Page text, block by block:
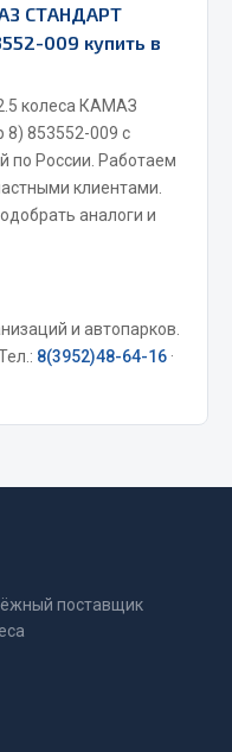
СТАНДАРТ
009 купить в
колеса КАМАЗ
853552-009 с
по России. Работаем
клиентами.
аналоги и
и автопарков.
8(3952)48-64-16 ·
поставщик